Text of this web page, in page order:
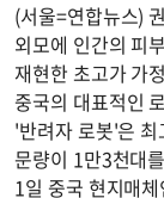
(서울=연합뉴스)
외모에 인간의 피
재현한 초고가 가
중국의 대표적인
'반려자 로봇'은
문량이 1만3천대
1일 중국 현지매